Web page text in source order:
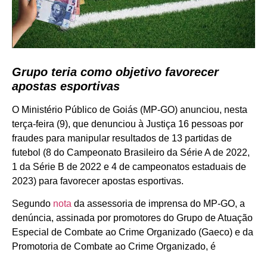
Grupo teria como objetivo favorecer
apostas esportivas
O Ministério Público de Goiás (MP-GO) anunciou, nesta
terça-feira (9), que denunciou à Justiça 16 pessoas por
fraudes para manipular resultados de 13 partidas de
futebol (8 do Campeonato Brasileiro da Série A de 2022,
1 da Série B de 2022 e 4 de campeonatos estaduais de
2023) para favorecer apostas esportivas.
Segundo nota da assessoria de imprensa do MP-GO, a
denúncia, assinada por promotores do Grupo de Atuação
Especial de Combate ao Crime Organizado (Gaeco) e da
Promotoria de Combate ao Crime Organizado, é